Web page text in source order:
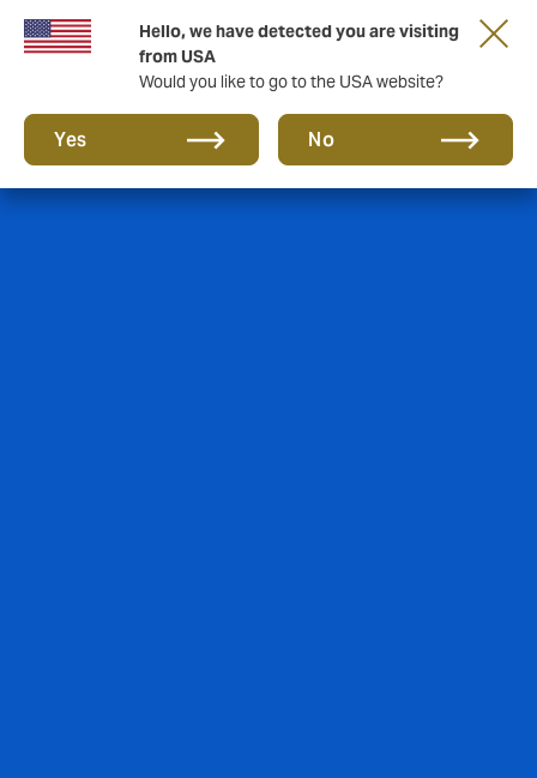
Hello, we have detected you are visiting
from USA
Would you like to go to the USA website?
Yes No